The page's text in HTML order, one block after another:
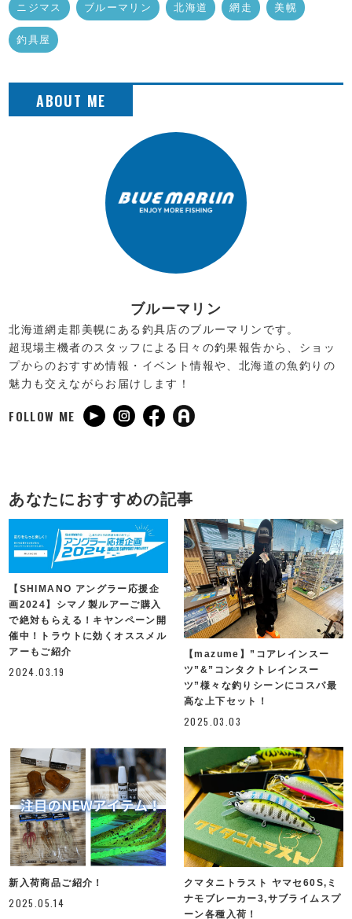
ニジマス ブルーマリン 北海道 網走 美幌
釣具屋
ブルーマリン
北海道網走郡美幌にある釣具店のブルーマリンです。
超現場主機者のスタッフによる日々の釣果報告から、ショッ
プからのおすすめ情報・イベント情報や、北海道の魚釣りの
魅力も交えながらお届けします！
FOLLOW ME
あなたにおすすめの記事
【SHIMANO アングラー応援企
画2024】シマノ製ルアーご購入
で絶対もらえる！キヤンペーン開
催中！トラウトに効くオススメル
アーもご紹介
2024.03.19
【mazume】”コアレインスー
ツ”&”コンタクトレインスー
ツ”様々な釣りシーンにコスパ最
高な上下セット！
2025.03.03
新入荷商品ご紹介！
2025.05.14
クマタニトラスト ヤマセ60S,ミ
ナモブレーカー3,サブライムスプ
ーン各種入荷！